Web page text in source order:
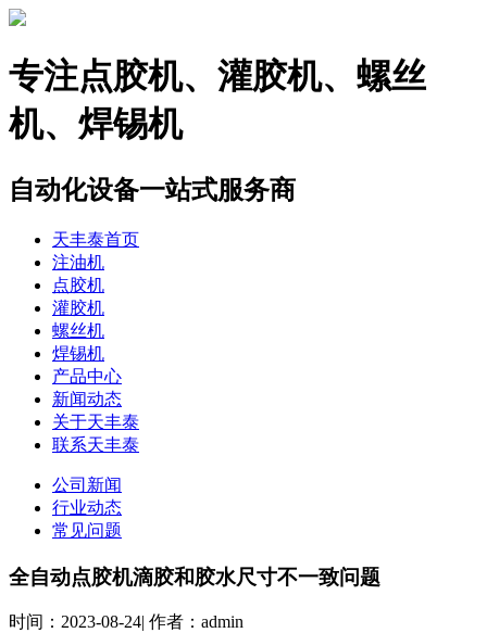
专注点胶机、灌胶机、螺丝
机、焊锡机
自动化设备一站式服务商
天丰泰首页
注油机
点胶机
灌胶机
螺丝机
焊锡机
产品中心
新闻动态
关于天丰泰
联系天丰泰
公司新闻
行业动态
常见问题
全自动点胶机滴胶和胶水尺寸不一致问题
时间： 2023-08-24| 作者： admin